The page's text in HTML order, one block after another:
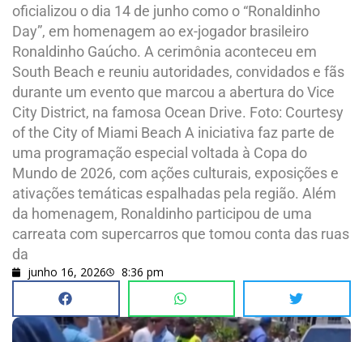
oficializou o dia 14 de junho como o “Ronaldinho
Day”, em homenagem ao ex-jogador brasileiro
Ronaldinho Gaúcho. A cerimônia aconteceu em
South Beach e reuniu autoridades, convidados e fãs
durante um evento que marcou a abertura do Vice
City District, na famosa Ocean Drive. Foto: Courtesy
of the City of Miami Beach A iniciativa faz parte de
uma programação especial voltada à Copa do
Mundo de 2026, com ações culturais, exposições e
ativações temáticas espalhadas pela região. Além
da homenagem, Ronaldinho participou de uma
carreata com supercarros que tomou conta das ruas
da
junho 16, 2026 8:36 pm